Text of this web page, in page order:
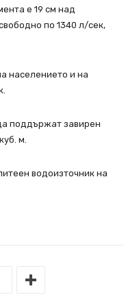
е 19 см над
по 1340 л/сек,
населението и на
поддържат завирен
м.
водоизточник на